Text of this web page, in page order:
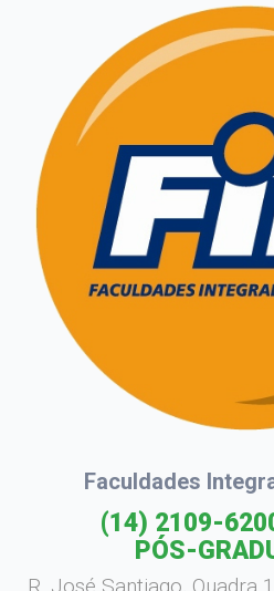
Faculdades
(14) 2109-
PÓS-